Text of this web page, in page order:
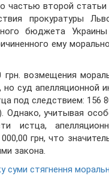
частью второй
прокуратуры
бюджета
ему
возмещения
суд апелляционной
под следствием: 156
учитывая
истца,
грн, что
закона.
суми стягнення